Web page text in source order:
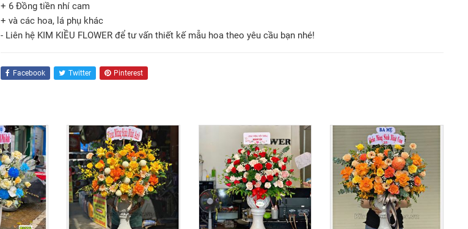
+ 6 Đồng tiền nhí cam
+ và các hoa, lá phụ khác
- Liên hệ KIM KIỀU FLOWER để tư vấn thiết kế mẫu hoa theo yêu cầu bạn nhé!
Facebook Twitter Pinterest